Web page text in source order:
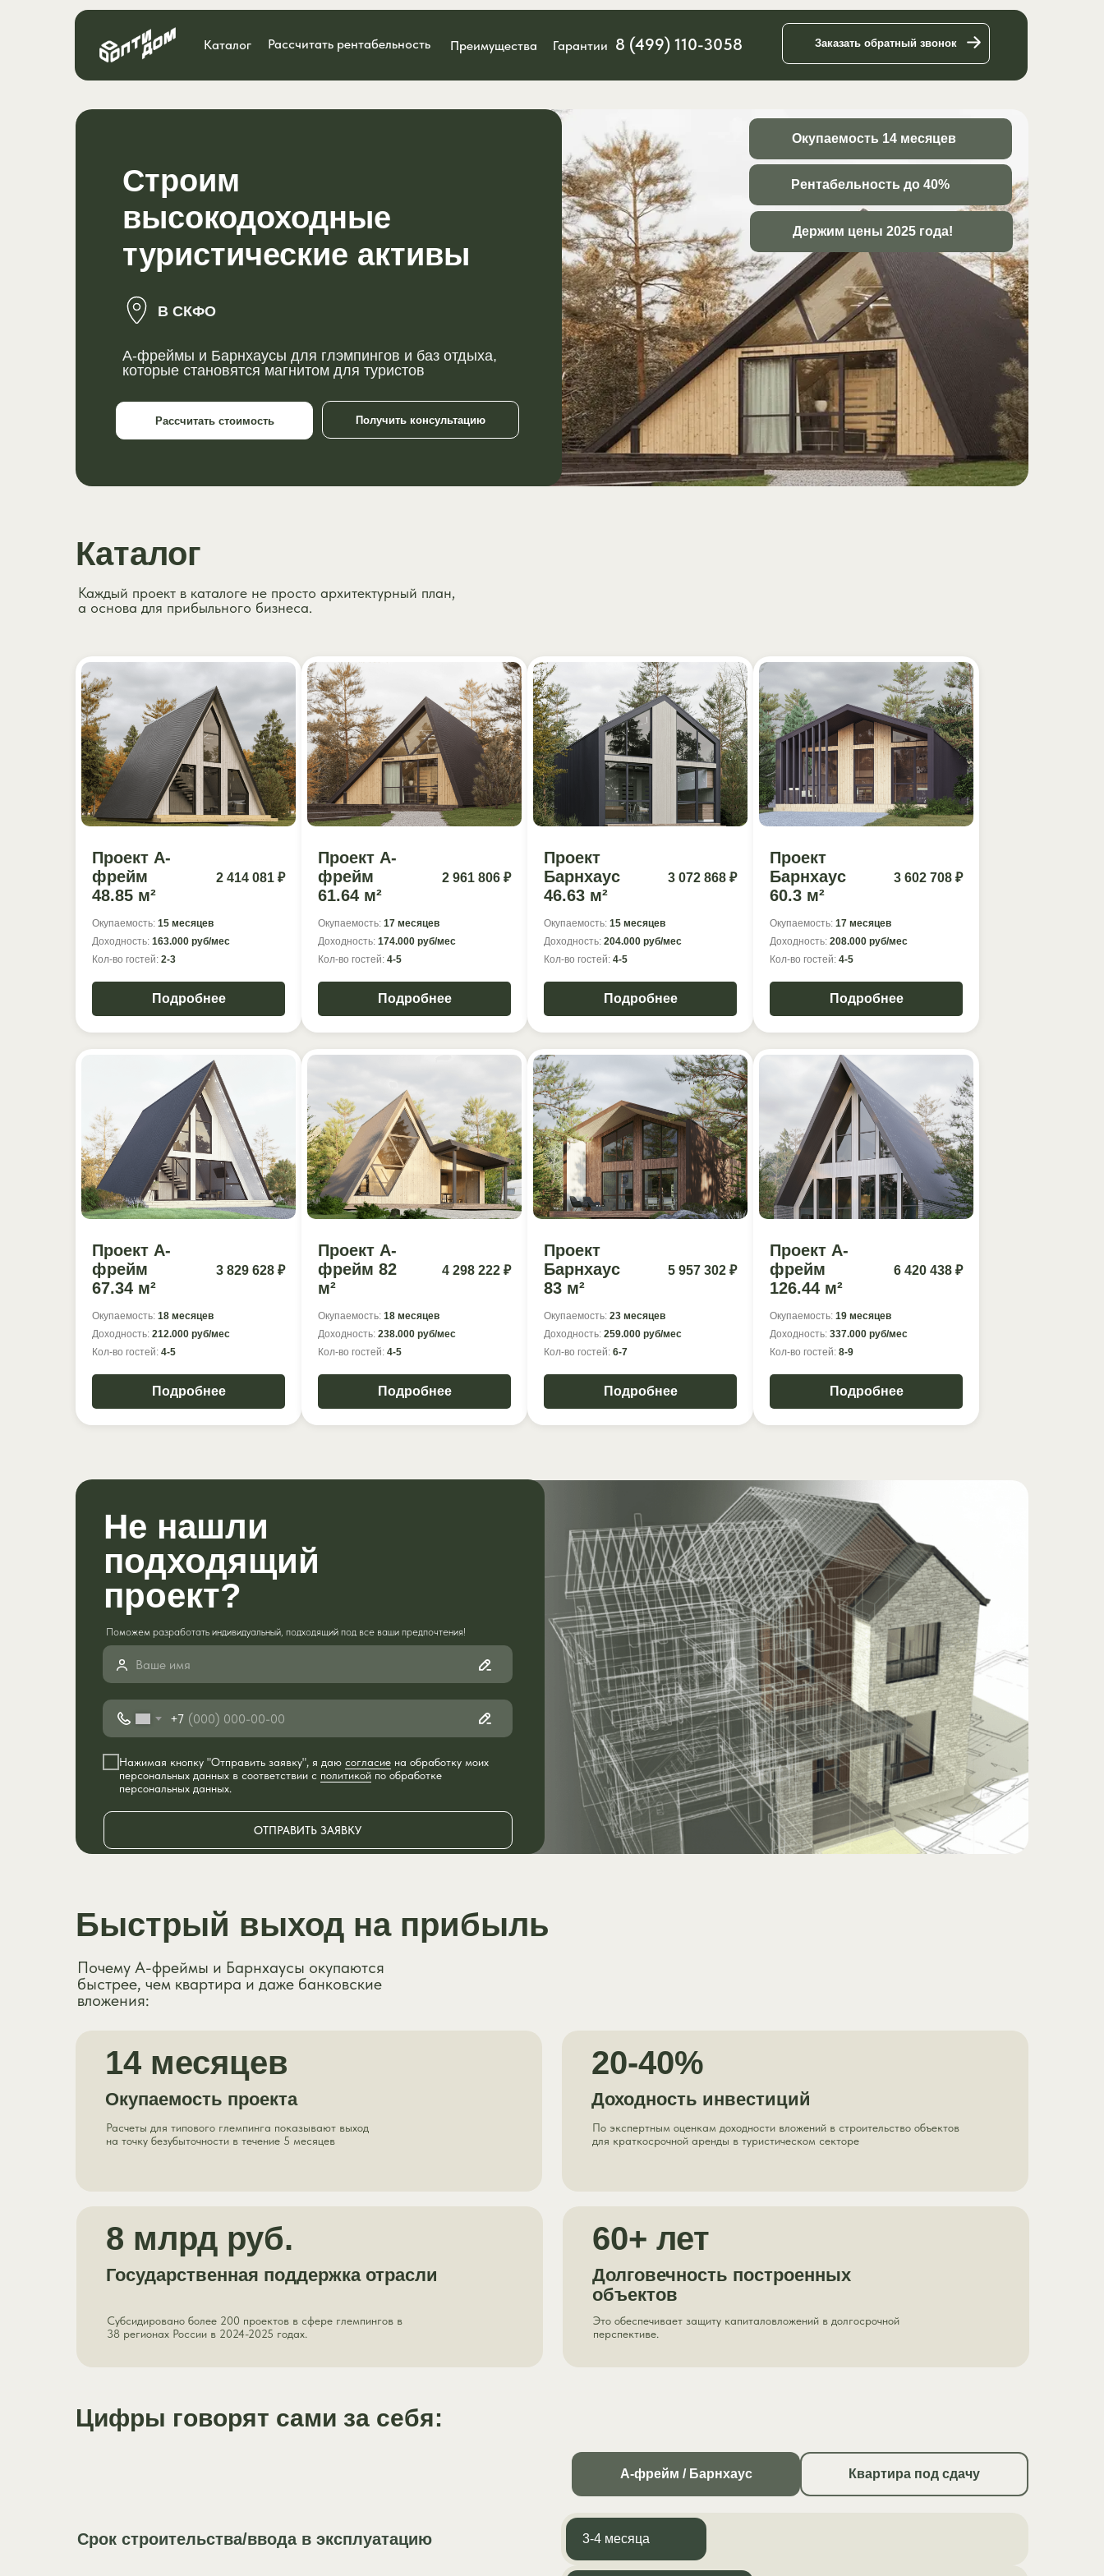
Каталог Рассчитать рентабельность Преимущества Гарантии 8 (499) 110-3058 Заказать обратный звонок
Получить консультацию
Рассчитать стоимость
Строим
высокодоходные
туристические активы
А-фреймы и Барнхаусы для глэмпингов и баз отдыха,
которые становятся магнитом для туристов
В СКФО
Рентабельность до 40%
Окупаемость 14 месяцев
Держим цены 2025 года!
Каталог
Каждый проект в каталоге не просто архитектурный план,
а основа для прибыльного бизнеса.
Проект А-
фрейм
48.85 м²
2 414 081 ₽
Окупаемость: 15 месяцев
Доходность: 163.000 руб/мес
Кол-во гостей: 2-3
Подробнее
Проект А-
фрейм
61.64 м²
2 961 806 ₽
Окупаемость: 17 месяцев
Доходность: 174.000 руб/мес
Кол-во гостей: 4-5
Подробнее
Проект
Барнхаус
46.63 м²
3 072 868 ₽
Окупаемость: 15 месяцев
Доходность: 204.000 руб/мес
Кол-во гостей: 4-5
Подробнее
Проект
Барнхаус
60.3 м²
3 602 708 ₽
Окупаемость: 17 месяцев
Доходность: 208.000 руб/мес
Кол-во гостей: 4-5
Подробнее
Проект А-
фрейм
67.34 м²
3 829 628 ₽
Окупаемость: 18 месяцев
Доходность: 212.000 руб/мес
Кол-во гостей: 4-5
Подробнее
Проект А-
фрейм 82
м²
4 298 222 ₽
Окупаемость: 18 месяцев
Доходность: 238.000 руб/мес
Кол-во гостей: 4-5
Подробнее
Проект
Барнхаус
83 м²
5 957 302 ₽
Окупаемость: 23 месяцев
Доходность: 259.000 руб/мес
Кол-во гостей: 6-7
Подробнее
Проект А-
фрейм
126.44 м²
6 420 438 ₽
Окупаемость: 19 месяцев
Доходность: 337.000 руб/мес
Кол-во гостей: 8-9
Подробнее
+7
Нажимая кнопку "Отправить заявку", я даю согласие на обработку моих
персональных данных в соответствии с политикой по обработке
персональных данных.
ОТПРАВИТЬ ЗАЯВКУ
Не нашли
подходящий
проект?
Поможем разработать индивидуальный, подходящий под все ваши предпочтения!
Долговечность построенных
объектов
60+ лет
Это обеспечивает защиту капиталовложений в долгосрочной
перспективе.
Государственная поддержка отрасли
8 млрд руб.
Субсидировано более 200 проектов в сфере глемпингов в
38 регионах России в 2024-2025 годах.
Доходность инвестиций
20-40%
По экспертным оценкам доходности вложений в строительство объектов
для краткосрочной аренды в туристическом секторе
Окупаемость проекта
14 месяцев
Расчеты для типового глемпинга показывают выход
на точку безубыточности в течение 5 месяцев
Быстрый выход на прибыль
Почему А-фреймы и Барнхаусы окупаются
быстрее, чем квартира и даже банковские
вложения:
Цифры говорят сами за себя:
А-фрейм / Барнхаус Квартира под сдачу
Срок строительства/ввода в эксплуатацию 3-4 месяца
3-4 месяца